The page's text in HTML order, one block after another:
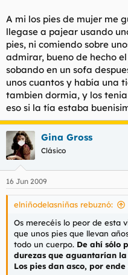
A mi los pies de mujer me
llegase a pajear usando
pies, ni comiendo sobre
admirar, bueno de hecho
sobando en un sofa
unos cuantos y había una
tambien dormia, y los tenia
eso si la tía estaba
Gina Gross
Clásico
16 Jun 2009
elniñodelasniñas rebuznó:
Os merecéis lo peor de esta
que unos pies que llevan
todo un cuerpo. De ahí sólo
durezas que aguantarían
Los pies dan asco, por